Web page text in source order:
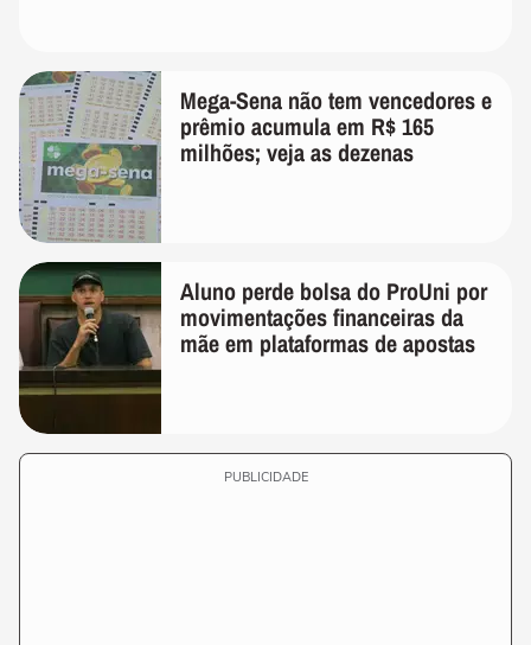
Mega-Sena não tem vencedores e
prêmio acumula em R$ 165
milhões; veja as dezenas
Aluno perde bolsa do ProUni por
movimentações financeiras da
mãe em plataformas de apostas
PUBLICIDADE